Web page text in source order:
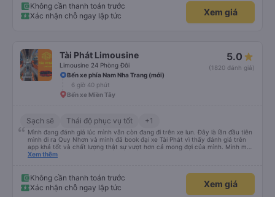
Không cần thanh toán trước
Xác nhận chỗ ngay lập tức
Xem giá
Tài Phát Limousine
Limousine 24 Phòng Đôi
5.0
(1820 đánh giá)
Bến xe phía Nam Nha Trang (mới)
6 giờ 40 phút
Bến xe Miền Tây
Sạch sẽ Thái độ phục vụ tốt +1
Mình đang đánh giá lúc mình vẫn còn đang đi trên xe lun. Đây là lần đầu tiên
mình đi ra Quy Nhơn và mình đã book đại xe Tài Phát vì thấy đánh giá trên
app khá tốt và chất lượng thật sự vượt hơn cả mong đợi của mình. Mình mua
giường đôi và vừa đủ cho 2 người. Nhân viên của nhà xe phải nói là siêu nhiệt
trung chuyển và lên xe lớn thì luôn hỗ trợ xách vali giùm tụi mình. Trên xe thì
có cả bánh và sữa miễn phí cho khách còn chuẩn bị cả thuốc say xe, dép,
mền, gối và đặc biệt là có gối ôm. Nchung là phải chấm nhà xe 10 sao mới
Xem thêm
Không cần thanh toán trước
Xác nhận chỗ ngay lập tức
Xem giá